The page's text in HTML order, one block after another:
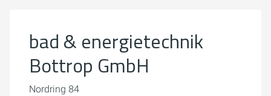
Cookie-Einstellungen öffnen
bad & energietechnik
Bottrop GmbH
Nordring 84